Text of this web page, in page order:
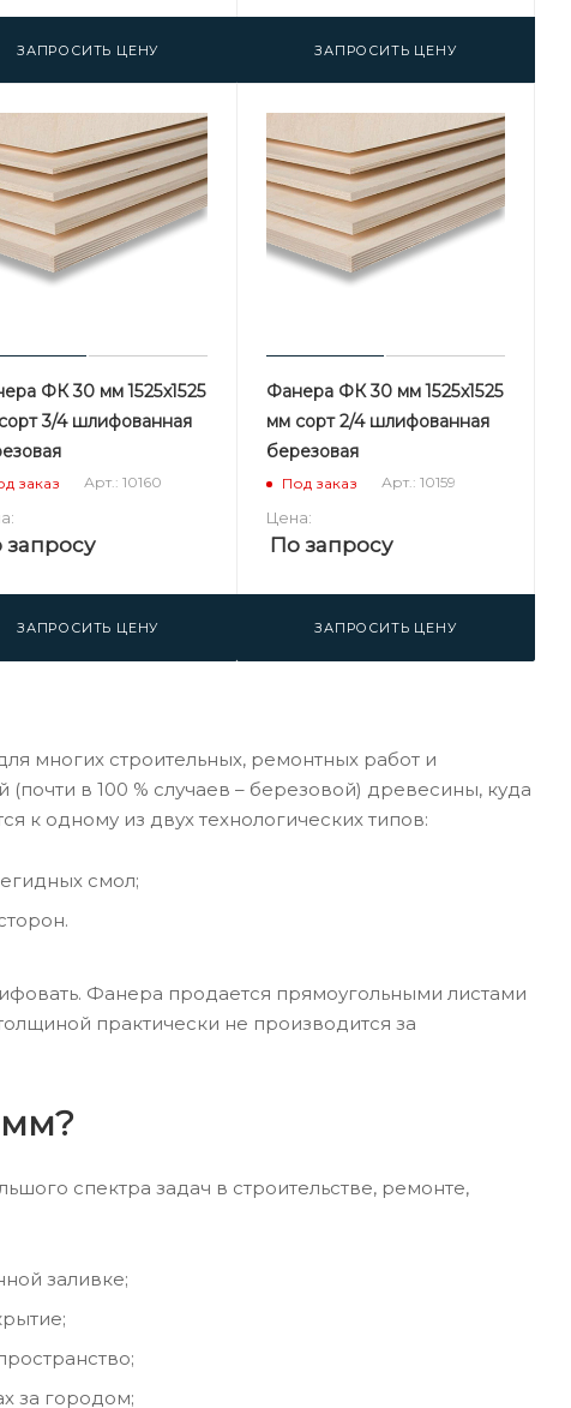
ЗАПРОСИТЬ ЦЕНУ ЗАПРОСИТЬ ЦЕНУ
ФК 30 мм 1525х1525
3/4 шлифованная
заказ Арт.: 10160
запросу
ЗАПРОСИТЬ ЦЕНУ
Фанера ФК 30 мм 1525х1525
мм сорт 2/4 шлифованная
березовая
Под заказ Арт.: 10159
Цена:
По запросу
ЗАПРОСИТЬ ЦЕНУ
многих строительных, ремонтных работ и
в 100 % случаев – березовой) древесины, куда
к одному из двух технологических типов:
смол;
Фанера продается прямоугольными листами
практически не производится за
мм?
спектра задач в строительстве, ремонте,
заливке;
за городом;